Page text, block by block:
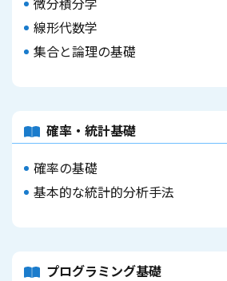
線形代数学
集合と論理の基礎
確率・統計基礎
確率の基礎
基本的な統計的分析手法
プログラミング基礎